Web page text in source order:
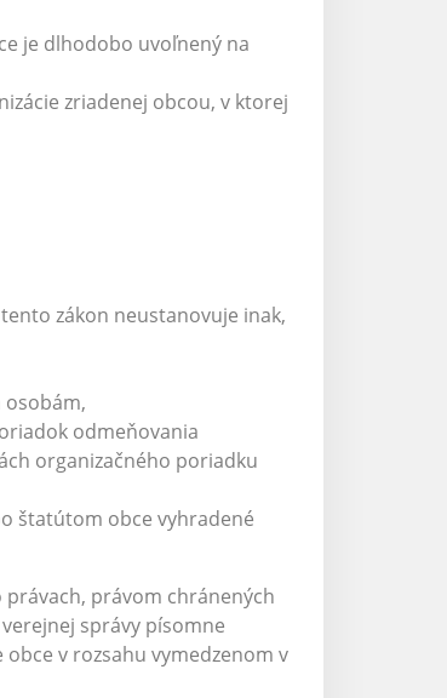
je dlhodobo uvoľnený na
zriadenej obcou, v ktorej
zákon neustanovuje inak,
osobám,
odmeňovania
organizačného poriadku
štatútom obce vyhradené
právom chránených
správy písomne
v rozsahu vymedzenom v